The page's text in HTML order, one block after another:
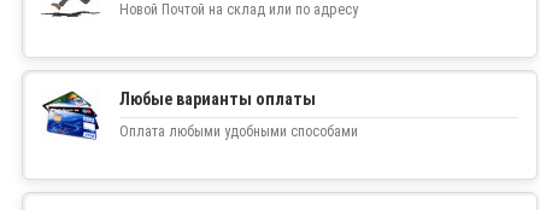
Новой Почтой на склад или по адресу
Любые варианты оплаты
Оплата любыми удобными способами